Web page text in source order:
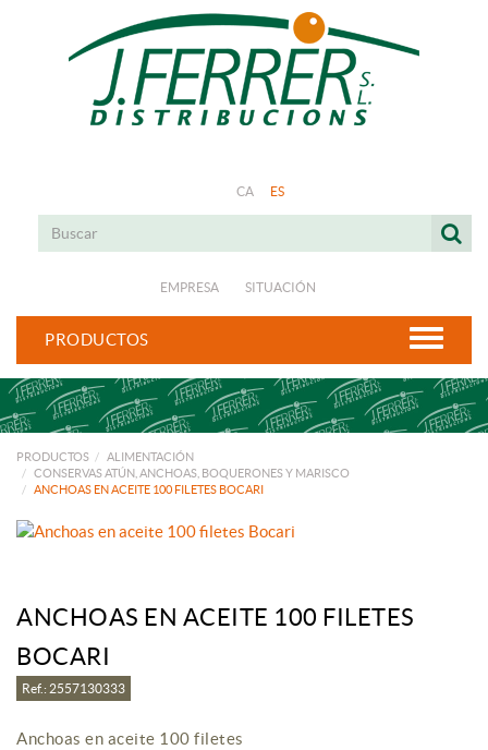
CA ES
EMPRESA SITUACIÓN
PRODUCTOS
PRODUCTOS
ALIMENTACIÓN
CONSERVAS ATÚN, ANCHOAS, BOQUERONES Y MARISCO
ANCHOAS EN ACEITE 100 FILETES BOCARI
ANCHOAS EN ACEITE 100 FILETES
BOCARI
Ref.: 2557130333
Anchoas en aceite 100 filetes